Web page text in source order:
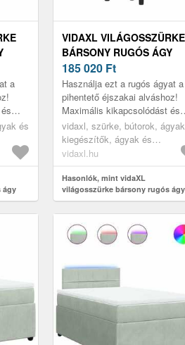
a
és
ágy
VIDAXL VILÁGOSSZÜRKE
BÁRSONY RUGÓS ÁGY
MATRACCAL 120 X 190 CM
185 020 Ft
Használja ezt a rugós ágyat a
pihentető éjszakai alváshoz!
Maximális kikapcsolódást és
kellemes alvást kínál.
vidaxl, szürke, bútorok,
kiegészítők, ágyak és
ágykeretek
vidaxl.hu
Hasonlók, mint vidaXL
világosszürke bársony rugós ágy
matraccal 120 x 190 cm